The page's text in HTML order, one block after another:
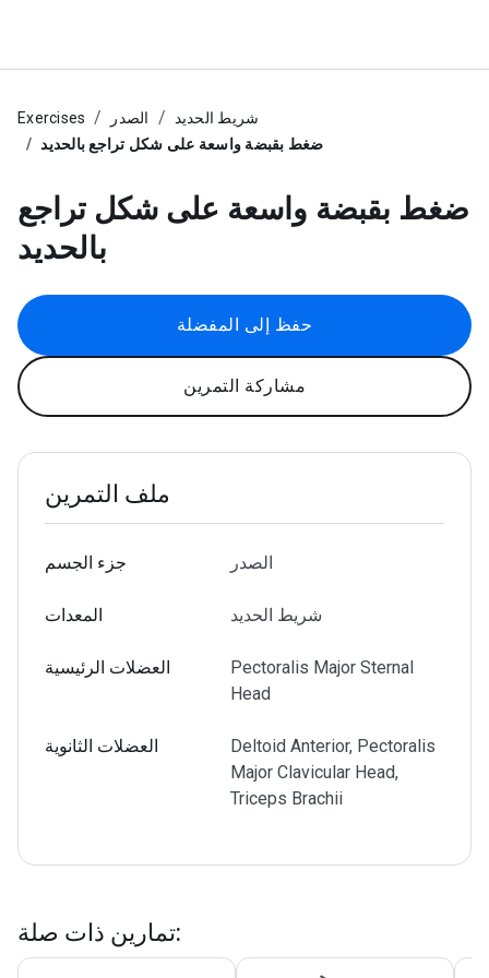
Exercises الصدر
شريط الحديد
ضغط بقبضة واسعة على شكل تراجع بالحديد
ضغط بقبضة واسعة على شكل تراجع
بالحديد
حفظ إلى المفضلة
مشاركة التمرين
ملف التمرين
جزء الجسم الصدر
المعدات شريط الحديد
العضلات الرئيسية
Pectoralis Major Sternal
Head
العضلات الثانوية
Deltoid Anterior, Pectoralis
Major Clavicular Head,
Triceps Brachii
تمارين ذات صلة: